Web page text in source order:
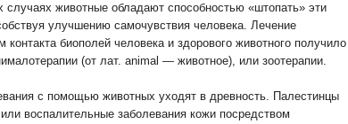
случаях животные обладают способностью «штопать» эти
улучшению самочувствия человека. Лечение
контакта биополей человека и здорового животного получило
(от лат. animal — животное), или зоотерапии.
с помощью животных уходят в древность. Палестинцы
воспалительные заболевания кожи посредством